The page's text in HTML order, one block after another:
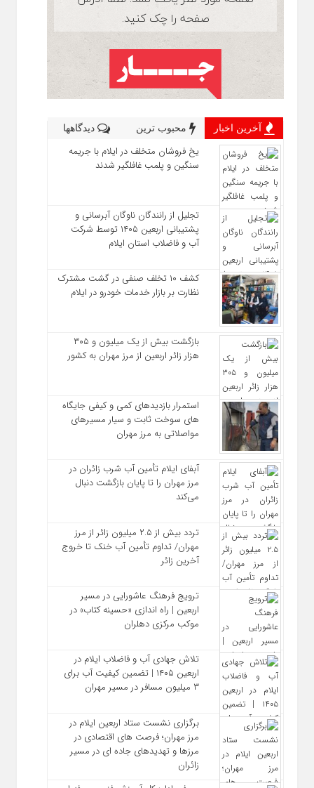
آخرین اخبار محبوب ترین دیدگاهها
یخ‌ فروشان متخلف در ایلام با جریمه
سنگین و پلمب غافلگیر شدند
تجلیل از رانندگان ناوگان آبرسانی و
پشتیبانی اربعین ۱۴۰۵ توسط شرکت
آب و فاضلاب استان ایلام
کشف ۱۰ تخلف صنفی در گشت مشترک
نظارت بر بازار خدمات خودرو در ایلام
بازگشت بیش از یک میلیون و ۳۰۵
هزار زائر اربعین از مرز مهران به کشور
استمرار بازدیدهای کمی و کیفی جایگاه‌
های سوخت ثابت و سیار مسیرهای
مواصلاتی به مرز مهران
آبفای ایلام تأمین آب شرب زائران در
مرز مهران را تا پایان بازگشت دنبال
می‌کند
تردد بیش از ۲.۵ میلیون زائر از مرز
مهران/ تداوم تأمین آب خنک تا خروج
آخرین زائر
ترویج فرهنگ عاشورایی در مسیر
اربعین | راه‌ اندازی «حسینه کتاب» در
موکب مرکزی دهلران
تلاش جهادی آب و فاضلاب ایلام در
اربعین ۱۴۰۵ | تضمین کیفیت آب برای
۳ میلیون مسافر در مسیر مهران
برگزاری نشست ستاد اربعین ایلام در
مرز مهران؛ فرصت‌ های اقتصادی در
مرزها و تهدیدهای جاده‌ ای در مسیر
زائران